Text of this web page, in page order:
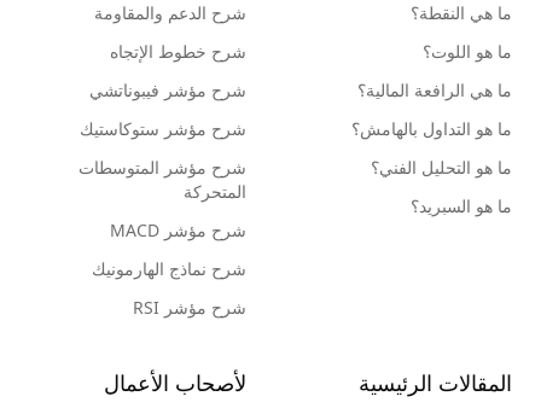
ما هي النقطة؟
ما هو اللوت؟
ما هي الرافعة المالية؟
ما هو التداول بالهامش؟
ما هو التحليل الفني؟
ما هو السبريد؟
شرح الدعم والمقاومة
شرح خطوط الإتجاه
شرح مؤشر فيبوناتشي
شرح مؤشر ستوكاستيك
شرح مؤشر المتوسطات
المتحركة
شرح مؤشر MACD
شرح نماذج الهارمونيك
شرح مؤشر RSI
المقالات الرئيسية لأصحاب الأعمال